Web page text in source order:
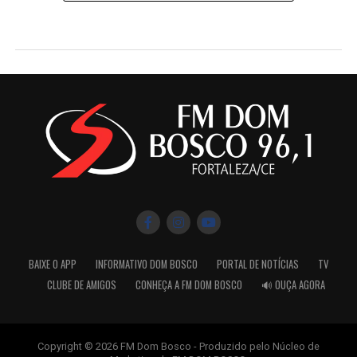
BAIXE O APP INFORMATIVO DOM BOSCO PORTAL DE NOTÍCIAS
TV
CLUBE DE AMIGOS
CONHEÇA A FM DOM BOSCO 🔊 OUÇA AGORA
Copyright © 2026 FM Dom Bosco - Produzido pelo Núcleo de